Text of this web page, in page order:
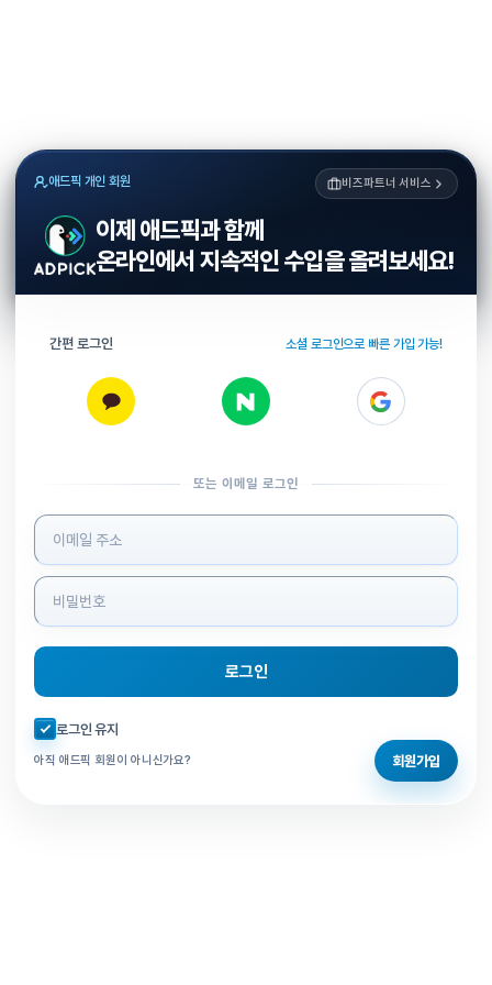
애드픽 개인 회원 비즈파트너 서비스
이제 애드픽과 함께
온라인에서 지속적인 수입을 올려보세요!
간편 로그인 소셜 로그인으로 빠른 가입 가능!
또는 이메일 로그인
로그인 정보 입력
로그인
자동로그인 체크
로그인 유지
아직 애드픽 회원이 아니신가요? 회원가입